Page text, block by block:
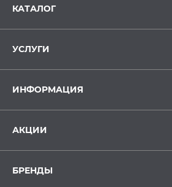
КАТАЛОГ
УСЛУГИ
ИНФОРМАЦИЯ
АКЦИИ
БРЕНДЫ